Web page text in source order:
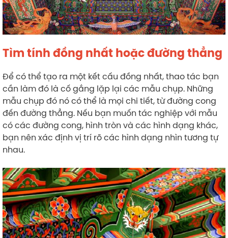
Tìm tính đồng nhất hoặc đường thẳng
Để có thể tạo ra một kết cấu đồng nhất, thao tác bạn
cần làm đó là cố gắng lặp lại các mẫu chụp. Những
mẫu chụp đó nó có thể là mọi chi tiết, từ đường cong
đến đường thẳng. Nếu bạn muốn tác nghiệp với mẫu
có các đường cong, hình tròn và các hình dạng khác,
bạn nên xác định vị trí rõ các hình dạng nhìn tương tự
nhau.